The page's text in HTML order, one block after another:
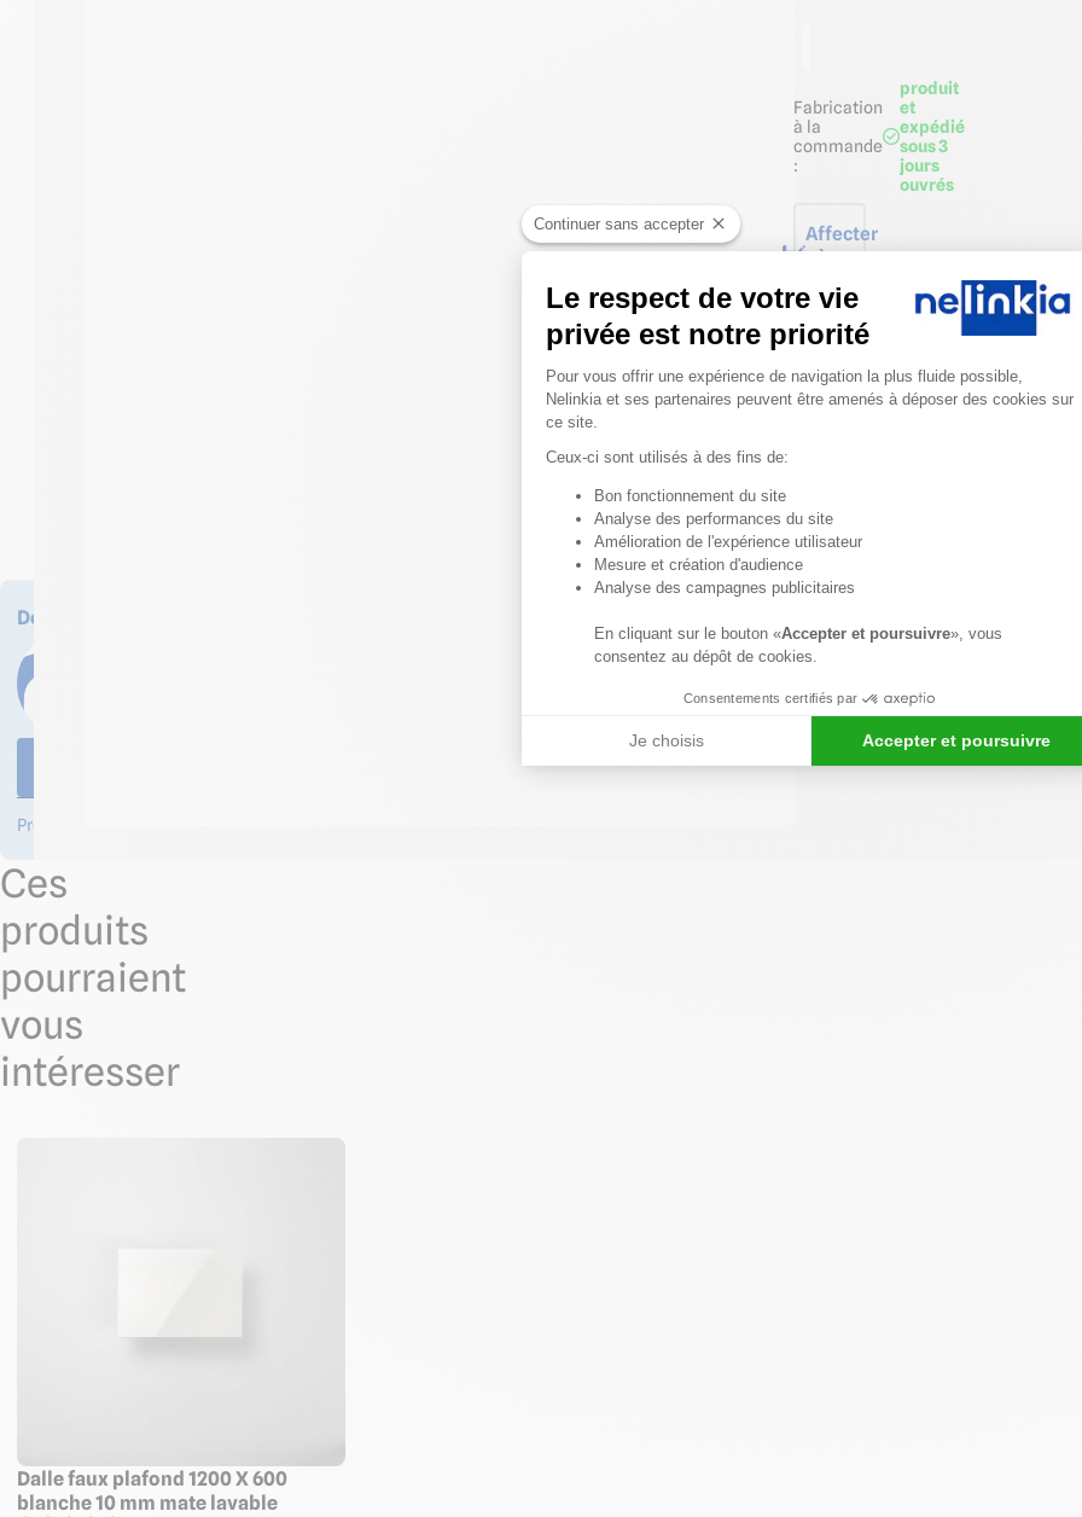
Fabrication
à la
commande
:
produit
et
expédié
sous 3
jours
ouvrés
Affecter
à une
Ajouter
au
devis
Des questions sur ce produit ? Demander un devis ?
Olivier Pisarski notre expert Industrie et Maxime Drouin notre
expert Grands Comptes / Collectivités sont à votre écoute du lundi
Professionnels ? Créez votre compte et bénéficiez d’avantages !
Ces
produits
pourraient
vous
intéresser
Dalle faux plafond 1200 X 600
blanche 10 mm mate lavable
Continuer sans accepter
Le respect de votre vie
privée est notre priorité
Plateforme de Gestion du
Pour vous offrir une expérience de navigation la plus fluide possible,
Nelinkia et ses partenaires peuvent être amenés à déposer des cookies sur
ce site.
Ceux-ci sont utilisés à des fins de:
Bon fonctionnement du site
Analyse des performances du site
Amélioration de l'expérience utilisateur
Mesure et création d'audience
Analyse des campagnes publicitaires
En cliquant sur le bouton «Accepter et poursuivre», vous
consentez au dépôt de cookies.
Consentements certifiés par
Je choisis Accepter et poursuivre
Axeptio consent